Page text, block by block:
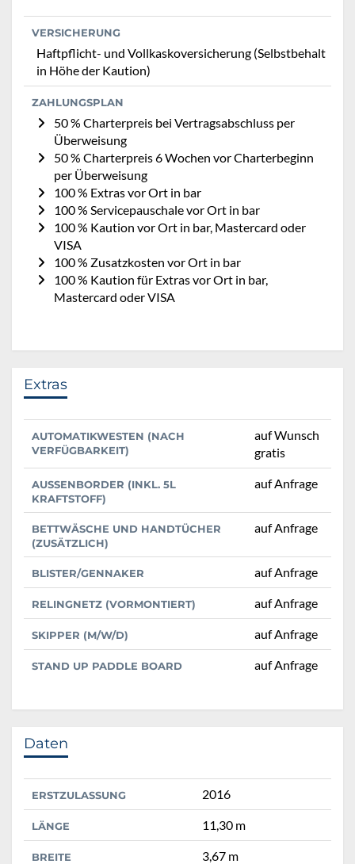
VERSICHERUNG
Haftpflicht- und Vollkaskoversicherung (Selbstbehalt
in Höhe der Kaution)
ZAHLUNGSPLAN
50 % Charterpreis bei Vertragsabschluss per
Überweisung
50 % Charterpreis 6 Wochen vor Charterbeginn
per Überweisung
100 % Extras vor Ort in bar
100 % Servicepauschale vor Ort in bar
100 % Kaution vor Ort in bar, Mastercard oder
VISA
100 % Zusatzkosten vor Ort in bar
100 % Kaution für Extras vor Ort in bar,
Mastercard oder VISA
Extras
AUTOMATIKWESTEN (NACH
VERFÜGBARKEIT)
auf Wunsch
gratis
AUSSENBORDER (INKL. 5L K
RAFTSTOFF)
auf Anfrage
BETTWÄSCHE UND HANDTÜCHER
(ZUSÄTZLICH)
auf Anfrage
BLISTER/GENNAKER auf Anfrage
RELINGNETZ (VORMONTIERT) auf Anfrage
SKIPPER (M/W/D) auf Anfrage
STAND UP PADDLE BOARD auf Anfrage
Daten
ERSTZULASSUNG 2016
LÄNGE 11,30 m
BREITE 3,67 m